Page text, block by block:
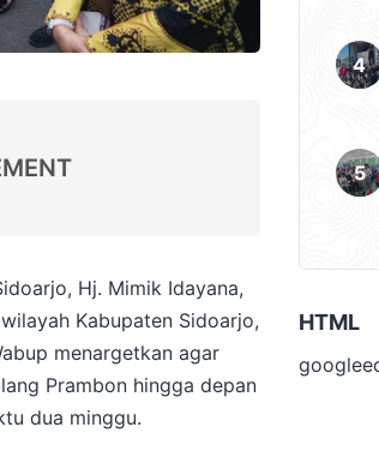
Hj. Mimik Idayana,
Kabupaten Sidoarjo,
menargetkan agar
Prambon hingga depan
dua minggu.
HTML